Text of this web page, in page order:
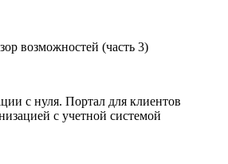
возможностей (часть 3)
с нуля. Портал для клиентов
с учетной системой